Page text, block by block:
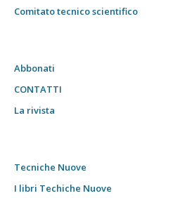
Comitato tecnico scientifico
Abbonati
CONTATTI
La rivista
Tecniche Nuove
I libri Techiche Nuove